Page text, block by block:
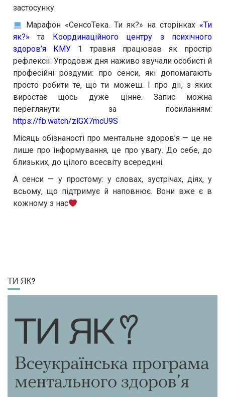
застосунку.
Марафон «СенсоТека. Ти як?» на сторінках «Ти
як?» та Координаційного центру з психічного
здоров’я
КМУ 1 травня працював як простір
рефлексії. Упродовж дня наживо звучали особисті й
професійні роздуми: про сенси, які допомагають
просто робити те, що ти можеш. І про дії, з яких
виростає щось дуже цінне. Запис можна
переглянути за посиланням:
https://fb.watch/zlGX7mcU9S
Місяць обізнаності про ментальне здоров’я — це не
лише про інформування, це про увагу. До себе, до
близьких, до цілого всесвіту всередині.
А сенси — у простому: у словах, зустрічах, діях, у
всьому, що підтримує й наповнює. Вони вже є в
кожному з нас
ТИ ЯК?